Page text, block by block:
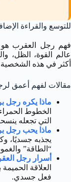
للتوسع والقراءة
فهم رجل العقرب هو
عالم القوة، الظل،
أكثر في هذه الشخصية
مقالات لفهم أعمق
ماذا يكره رجل
الخطوط
التي تجعله
ماذا يحب رجل
يجذبه جسديًا،
“الطاقة”
أسرار رجل
العلاقة
فعل جسدي.